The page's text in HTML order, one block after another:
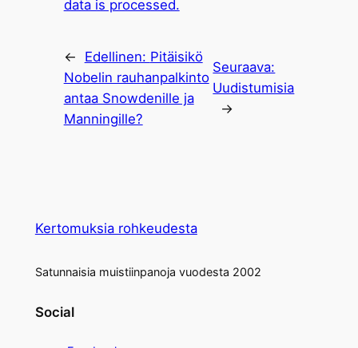
data is processed.
← Edellinen: Pitäisikö
Nobelin rauhanpalkinto
antaa Snowdenille ja
Manningille?
Seuraava:
Uudistumisia
→
Kertomuksia rohkeudesta
Satunnaisia muistiinpanoja vuodesta 2002
Social